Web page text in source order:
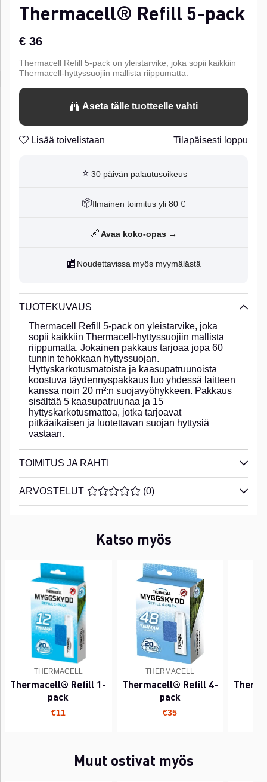
Thermacell® Refill 5-pack
€ 36
Thermacell Refill 5-pack on yleistarvike, joka sopii kaikkiin
Thermacell-hyttyssuojiin mallista riippumatta.
Aseta tälle tuotteelle vahti
Lisää toivelistaan Tilapäisesti loppu
⭐ 30 päivän palautusoikeus
📦 Ilmainen toimitus yli 80 €
📏Avaa koko-opas →
🏬 Noudettavissa myös myymälästä
TUOTEKUVAUS
Thermacell Refill 5-pack on yleistarvike, joka
sopii kaikkiin Thermacell-hyttyssuojiin mallista
riippumatta. Jokainen pakkaus tarjoaa jopa 60
tunnin tehokkaan hyttyssuojan.
Hyttyskarkotusmatoista ja kaasupatruunoista
koostuva täydennyspakkaus luo yhdessä laitteen
kanssa noin 20 m²:n suojavyöhykkeen. Pakkaus
sisältää 5 kaasupatruunaa ja 15
hyttyskarkotusmattoa, jotka tarjoavat
pitkäaikaisen ja luotettavan suojan hyttysiä
vastaan.
TOIMITUS JA RAHTI
ARVOSTELUT KESKIARVOLUOKITUS 0 / 5
(0)
Katso myös
THERMACELL
Thermacell® Refill 1-
pack
€11
THERMACELL
Thermacell® Refill 4-
pack
€35
Muut ostivat myös